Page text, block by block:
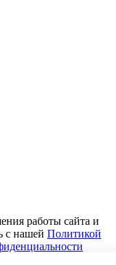
работы сайта и
с нашей Политикой